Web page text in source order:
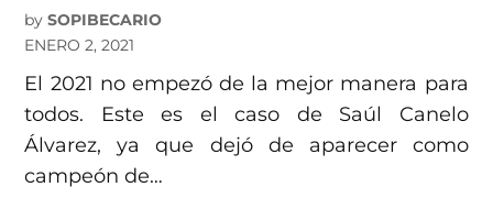
by SOPIBECARIO
ENERO 2, 2021
El 2021 no empezó de la mejor manera para
todos. Este es el caso de Saúl Canelo
Álvarez, ya que dejó de aparecer como
campeón de…